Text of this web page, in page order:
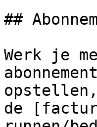
##
Werk je
de